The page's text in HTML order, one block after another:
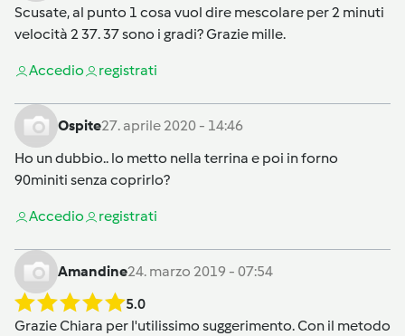
Scusate, al punto 1 cosa vuol dire mescolare per 2 minuti
velocità 2 37. 37 sono i gradi? Grazie mille.
Accedio registrati
Ospite27. aprile 2020 - 14:46
Ho un dubbio.. lo metto nella terrina e poi in forno
90miniti senza coprirlo?
Accedio registrati
Amandine24. marzo 2019 - 07:54
5.0
Grazie Chiara per l'utilissimo suggerimento. Con il metodo